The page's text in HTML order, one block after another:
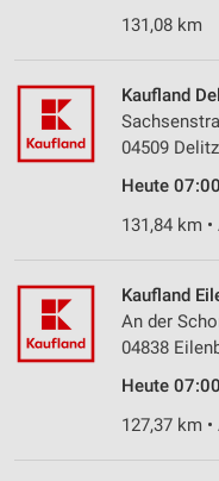
131,08 km
Kaufland
04509
Heute
131,84 km
Kaufland
An der
04838
Heute
127,37 km